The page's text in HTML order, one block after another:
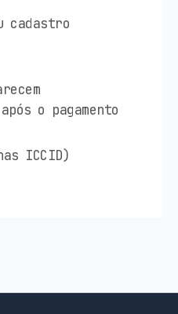
cadastro
o pagamento
ICCID)